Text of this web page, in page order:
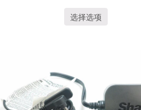
选择选项